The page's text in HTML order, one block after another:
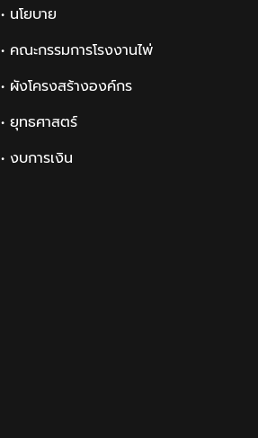
• นโยบาย
• คณะกรรมการโรงงานไพ่
• ผังโครงสร้างองค์กร
• ยุทธศาสตร์
• งบการเงิน